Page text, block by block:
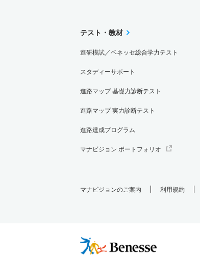
テスト・教材
進研模試／ベネッセ総合学力テスト
スタディーサポート
進路マップ 基礎力診断テスト
進路マップ 実力診断テスト
進路達成プログラム
マナビジョン ポートフォリオ
マナビジョンのご案内 利用規約